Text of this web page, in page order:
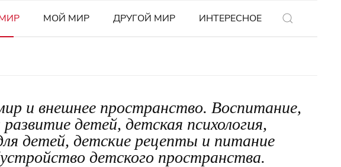
МОЙ МИР ДРУГОЙ МИР ИНТЕРЕСНОЕ
и внешнее пространство. Воспитание,
развитие детей, детская психология,
детей, детские рецепты и питание
детского пространства.